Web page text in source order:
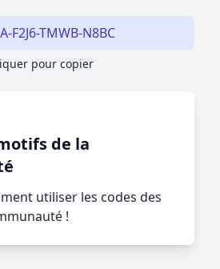
F2J6-TMWB-N8BC
pour copier
de la
utiliser les codes des
!